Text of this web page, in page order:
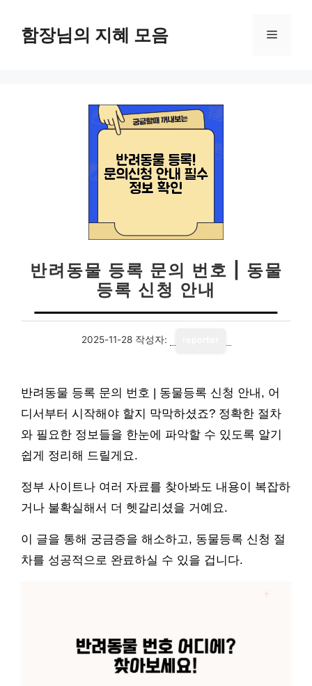
함장님의 지혜 모음 메
반려동물 등록 문의 번호 | 동물
등록 신청 안내
2025-11-28 작성자:
반려동물 등록 문의 번호 | 동물등록 신청 안내, 어
디서부터 시작해야 할지 막막하셨죠? 정확한 절차
와 필요한 정보들을 한눈에 파악할 수 있도록 알기
쉽게 정리해 드릴게요.
정부 사이트나 여러 자료를 찾아봐도 내용이 복잡하
거나 불확실해서 더 헷갈리셨을 거예요.
이 글을 통해 궁금증을 해소하고, 동물등록 신청 절
차를 성공적으로 완료하실 수 있을 겁니다.